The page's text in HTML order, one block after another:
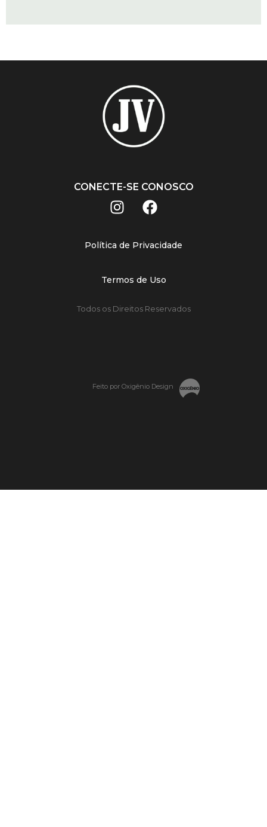
CONECTE-SE CONOSCO
Política de Privacidade
Termos de Uso
Todos os Direitos Reservados
Feito por Oxigênio Design